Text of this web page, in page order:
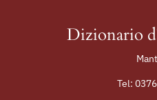
Dizionario
Tel: